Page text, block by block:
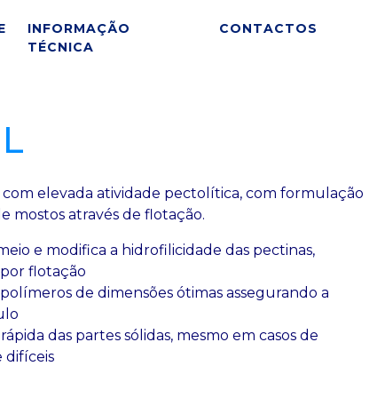
INFORMAÇÃO
TÉCNICA
CONTACTOS
elevada atividade pectolítica, com formulação
mostos através de flotação.
e modifica a hidrofilicidade das pectinas,
flotação
de dimensões ótimas assegurando a
das partes sólidas, mesmo em casos de
difíceis